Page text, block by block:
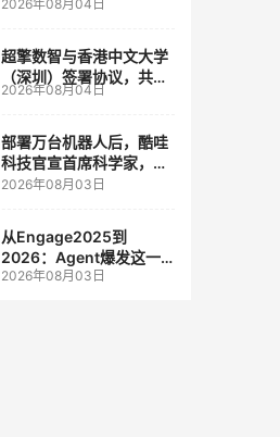
AST2700 BMC认证，全
管理
2026年08月04日
超擎数智与香港中文大学
（深圳）签署协议，共建
人工智能和边缘计算联合
2026年08月04日
部署万台机器人后，酷哇
科技官宣首席科学家，要
让世界模型交付生产力
2026年08月03日
从Engage2025到
2026：Agent爆发这一
年，AI CRM 走到哪了
2026年08月03日